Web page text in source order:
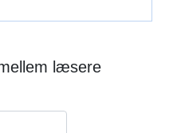
læsere